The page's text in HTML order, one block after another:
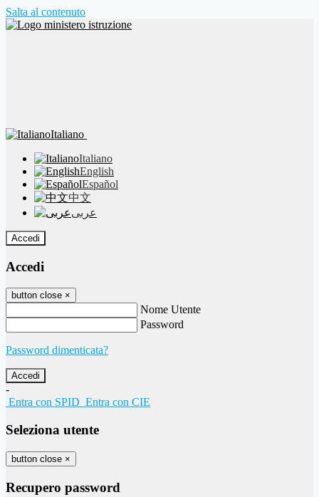
Salta al contenuto
Italiano
Italiano
English
Español
中文
عربى
Accedi
Accedi
button close ×
Nome Utente
Password
Password dimenticata?
-
Entra con SPID Entra con CIE
Seleziona utente
button close ×
Recupero password